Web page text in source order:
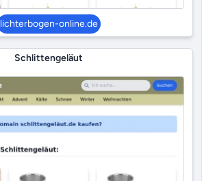
lichterbogen-online.de
Schlittengeläut